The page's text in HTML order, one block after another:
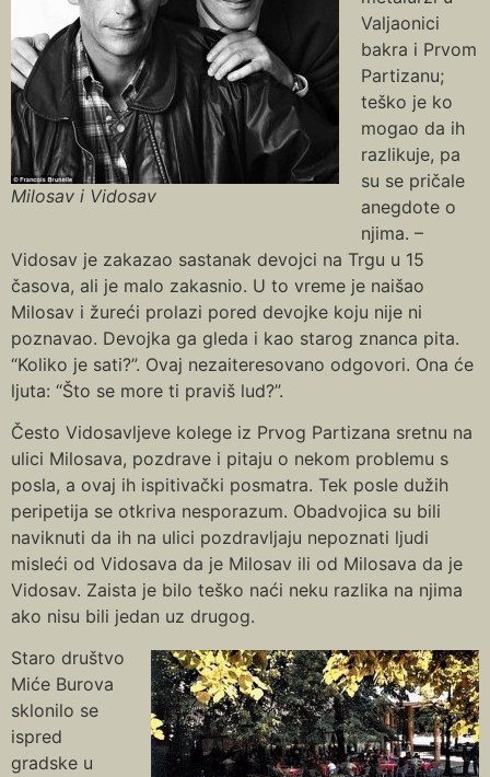
Milosav i Vidosav
Valjaonici
bakra i Prvom
Partizanu;
teško je ko
mogao da ih
razlikuje, pa
su se pričale
anegdote o
njima. –
Vidosav je zakazao sastanak devojci na Trgu u 15
časova, ali je malo zakasnio. U to vreme je naišao
Milosav i žureći prolazi pored devojke koju nije ni
poznavao. Devojka ga gleda i kao starog znanca pita.
“Koliko je sati?”. Ovaj nezaiteresovano odgovori. Ona će
ljuta: “Što se more ti praviš lud?”.
Često Vidosavljeve kolege iz Prvog Partizana sretnu na
ulici Milosava, pozdrave i pitaju o nekom problemu s
posla, a ovaj ih ispitivački posmatra. Tek posle dužih
peripetija se otkriva nesporazum. Obadvojica su bili
naviknuti da ih na ulici pozdravljaju nepoznati ljudi
misleći od Vidosava da je Milosav ili od Milosava da je
Vidosav. Zaista je bilo teško naći neku razlika na njima
ako nisu bili jedan uz drugog.
Staro društvo
Miće Burova
sklonilo se
ispred
gradske u